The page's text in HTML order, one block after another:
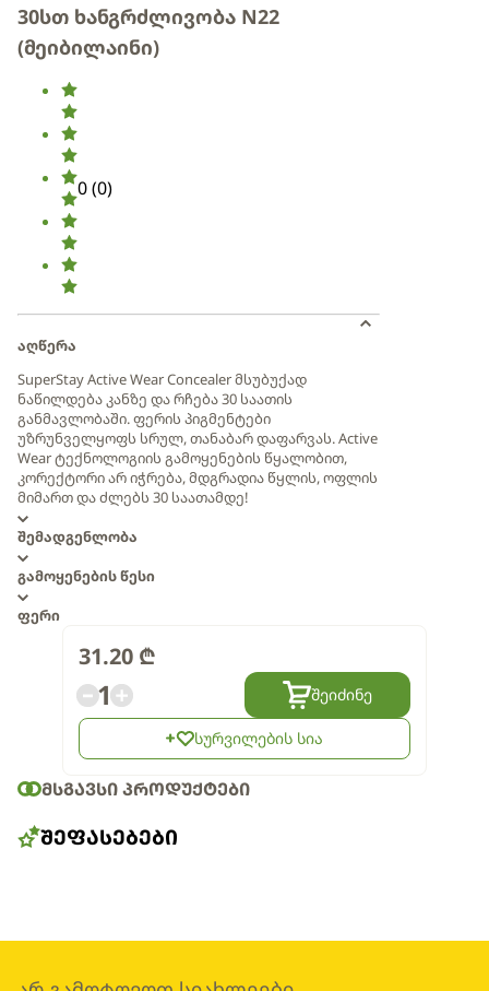
30სთ ხანგრძლივობა N22
(მეიბილაინი)
0(0)
აღწერა
SuperStay Active Wear Concealer მსუბუქად
ნაწილდება კანზე და რჩება 30 საათის
განმავლობაში. ფერის პიგმენტები
უზრუნველყოფს სრულ, თანაბარ დაფარვას. Active
Wear ტექნოლოგიის გამოყენების წყალობით,
კორექტორი არ იჭრება, მდგრადია წყლის, ოფლის
მიმართ და ძლებს 30 საათამდე!
შემადგენლობა
გამოყენების წესი
ფერი
31.20 ₾
1 შეიძინე
სურვილების სია
ᲛᲡᲒᲐᲕᲡᲘ ᲞᲠᲝᲓᲣᲥᲢᲔᲑᲘ
ᲨᲔᲤᲐᲡᲔᲑᲔᲑᲘ